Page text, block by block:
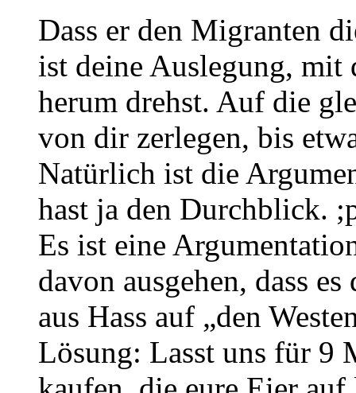
Dass er den Migranten
ist deine Auslegung,
herum drehst. Auf die
von dir zerlegen, bis
Natürlich ist die
hast ja den Durchblick.
Es ist eine
davon ausgehen, dass
aus Hass auf „den
Lösung: Lasst uns für 9